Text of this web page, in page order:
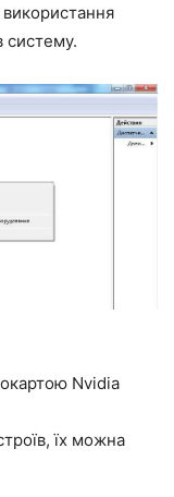
систему.
Nvidia
їх можна